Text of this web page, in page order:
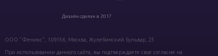
Дизайн сделан в 2017
ООО "Феникс", 109156, Москва, Жулебинский бульвар, 25
При использовании данного сайта, вы подтверждаете свое согласие на